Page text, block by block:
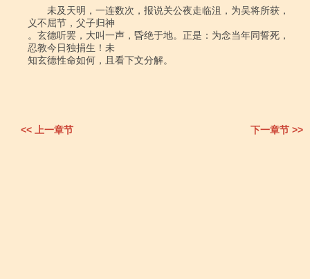
未及天明，一连数次，报说关公夜走临沮，为吴将所获，
义不屈节，父子归神
。玄德听罢，大叫一声，昏绝于地。正是：为念当年同誓死，
忍教今日独捐生！未
知玄德性命如何，且看下文分解。
<< 上一章节 下一章节 >>